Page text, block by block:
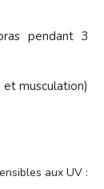
pendant 3
musculation)
aux UV :